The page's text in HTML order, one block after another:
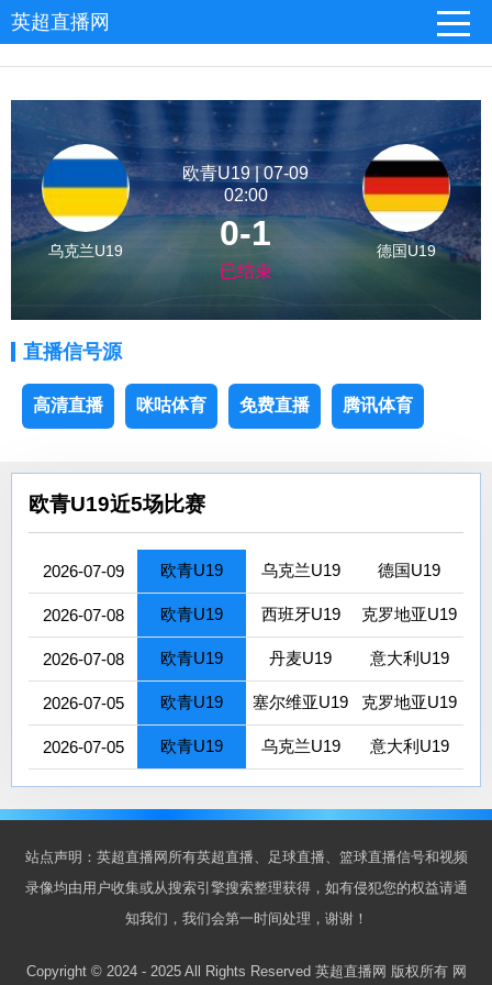
英超直播网
乌克兰U19
欧青U19 | 07-09
02:00
0-1
已结束
德国U19
直播信号源
高清直播 咪咕体育 免费直播 腾讯体育
欧青U19近5场比赛
2026-07-09 欧青U19 乌克兰U19 德国U19
2026-07-08 欧青U19 西班牙U19 克罗地亚U19
2026-07-08 欧青U19 丹麦U19 意大利U19
2026-07-05 欧青U19 塞尔维亚U19 克罗地亚U19
2026-07-05 欧青U19 乌克兰U19 意大利U19
站点声明：英超直播网所有英超直播、足球直播、篮球直播信号和视频
录像均由用户收集或从搜索引擎搜索整理获得，如有侵犯您的权益请通
知我们，我们会第一时间处理，谢谢！
Copyright © 2024 - 2025 All Rights Reserved 英超直播网 版权所有 网